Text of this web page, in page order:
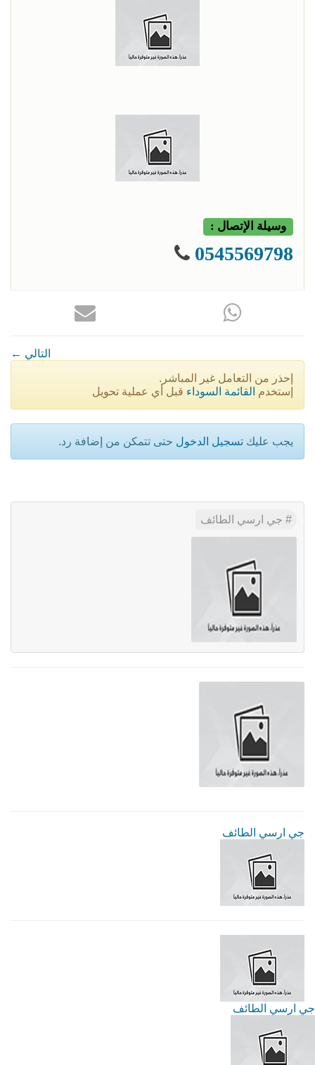
وسيلة الإتصال :
0545569798
← التالي
إحذر من التعامل غير المباشر.
إستخدم القائمة السوداء قبل أي عملية تحويل
يجب عليك تسجيل الدخول حتى تتمكن من إضافة رد.
جي ارسي الطائف
جي ارسي الطائف
جي ارسي الطائف